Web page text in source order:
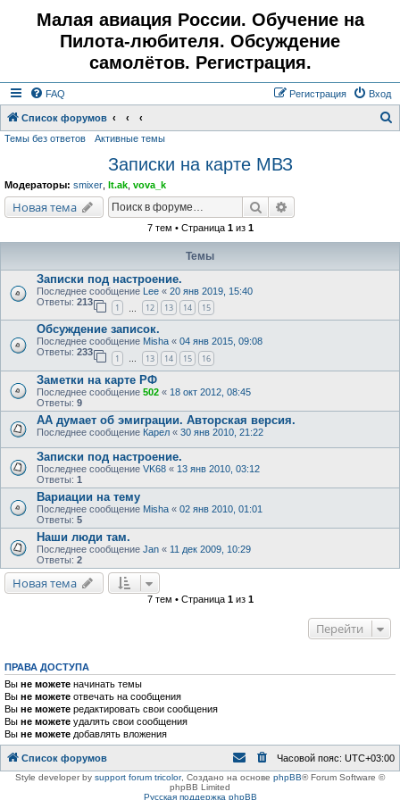
Малая авиация России. Обучение на
Пилота-любителя. Обсуждение
самолётов. Регистрация.
FAQ Вход
Регистрация
Список форумов
Темы без ответов Активные темы
Записки на карте МВЗ
Модераторы: smixer lt.ak vova_k
Новая тема Поиск
7 тем • Страница 1из 1
Темы
Записки под настроение.
Последнее сообщение Lee « 20 янв 2019, 15:40
Ответы: 213
1 12 13 14 15
Обсуждение записок.
Последнее сообщение Misha « 04 янв 2015, 09:08
Ответы: 233
1 … 13 14 15 16
Заметки на карте РФ
Последнее сообщение 502 « 18 окт 2012, 08:45
Ответы: 9
АА думает об эмиграции. Авторская версия.
Последнее сообщение Карел « 30 янв 2010, 21:22
Записки под настроение.
Последнее сообщение VK68 « 13 янв 2010, 03:12
Ответы: 1
Вариации на тему
Последнее сообщение Misha « 02 янв 2010, 01:01
Ответы: 5
Наши люди там.
Последнее сообщение Jan « 11 дек 2009, 10:29
Ответы: 2
Новая тема
7 тем • Страница 1из 1
Перейти
ПРАВА ДОСТУПА
Вы не можете начинать темы
Вы не можете отвечать на сообщения
Вы не можете редактировать свои сообщения
Вы не можете удалять свои сообщения
Вы не можете добавлять вложения
Список форумов Часовой пояс: UTC+03:00
Style developer by support forum tricolor, Создано на основе phpBB® Forum Software ©
phpBB Limited
Русская поддержка phpBB